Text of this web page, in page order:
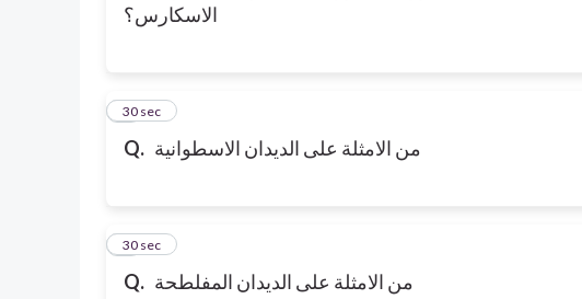
الاسكارس؟
Q. من الامثلة على الديدان الاسطوانية
4
30 sec
Q. من الامثلة على الديدان المفلطحة
5
30 sec